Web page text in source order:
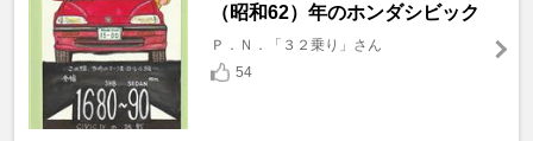
（昭和62）年のホンダシビック
Ｐ．Ｎ．「３２乗り」さん
54